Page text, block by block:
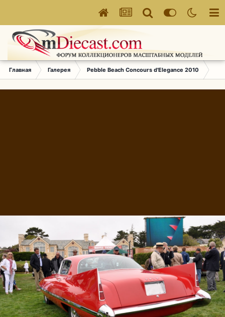
Главная Галерея Pebble Beach Concours d'Elegance 2010